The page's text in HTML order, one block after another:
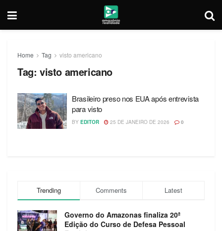
Home Tag visto americano
Tag: visto americano
Brasileiro preso nos EUA após entrevista
para visto
BY EDITOR 25 DE JANEIRO DE 2026 0
Trending Comments Latest
Governo do Amazonas finaliza 20ª
Edição do Curso de Defesa Pessoal